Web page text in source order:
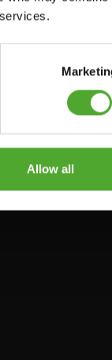
Allow all